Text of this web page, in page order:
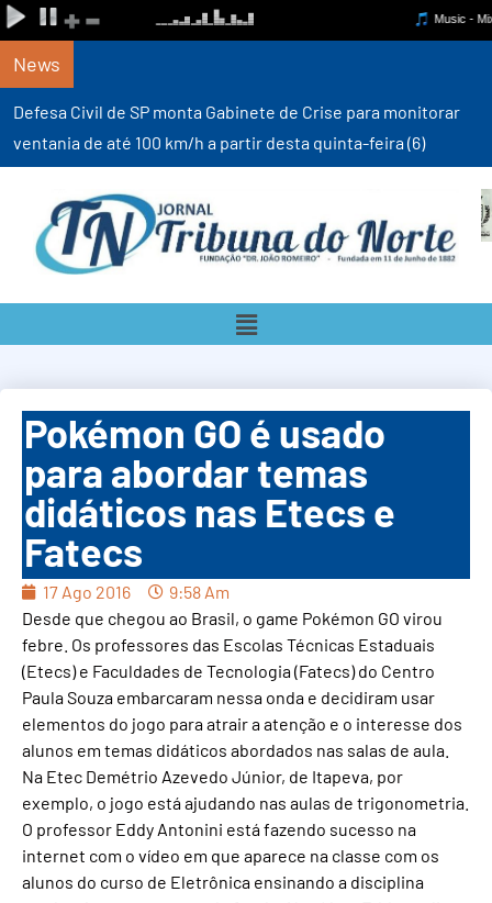
News
Defesa Civil de SP monta Gabinete de Crise para monitorar
ventania de até 100 km/h a partir desta quinta-feira (6)
Pokémon GO é usado
para abordar temas
didáticos nas Etecs e
Fatecs
17 Ago 2016
9:58 Am
Desde que chegou ao Brasil, o game Pokémon GO virou
febre. Os professores das Escolas Técnicas Estaduais
(Etecs) e Faculdades de Tecnologia (Fatecs) do Centro
Paula Souza embarcaram nessa onda e decidiram usar
elementos do jogo para atrair a atenção e o interesse dos
alunos em temas didáticos abordados nas salas de aula.
Na Etec Demétrio Azevedo Júnior, de Itapeva, por
exemplo, o jogo está ajudando nas aulas de trigonometria.
O professor Eddy Antonini está fazendo sucesso na
internet com o vídeo em que aparece na classe com os
alunos do curso de Eletrônica ensinando a disciplina